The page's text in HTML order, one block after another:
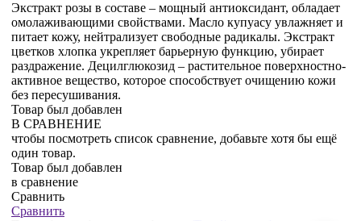
Экстракт розы в составе – мощный антиоксидант, обладает
омолаживающими свойствами. Масло купуасу увлажняет и
питает кожу, нейтрализует свободные радикалы. Экстракт
цветков хлопка укрепляет барьерную функцию, убирает
раздражение. Децилглюкозид – растительное поверхностно-
активное вещество, которое способствует очищению кожи
без пересушивания.
Товар был добавлен
В СРАВНЕНИЕ
чтобы посмотреть список сравнение, добавьте хотя бы ещё
один товар.
Товар был добавлен
в сравнение
Сравнить
Сравнить